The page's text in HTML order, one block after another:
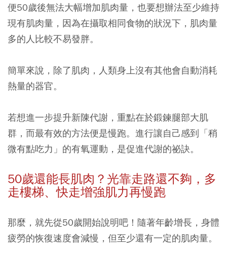
便50歲後無法大幅增加肌肉量，也要想辦法至少維持
現有肌肉量，因為在攝取相同食物的狀況下，肌肉量
多的人比較不易發胖。
簡單來說，除了肌肉，人類身上沒有其他會自動消耗
熱量的器官。
若想進一步提升新陳代謝，重點在於鍛鍊腿部大肌
群，而最有效的方法便是慢跑。進行讓自己感到「稍
微有點吃力」的有氧運動，是促進代謝的祕訣。
50歲還能長肌肉？光靠走路還不夠，多
走樓梯、快走增強肌力再慢跑
那麼，就先從50歲開始說明吧！隨著年齡增長，身體
疲勞的恢復速度會減慢，但至少還有一定的肌肉量。